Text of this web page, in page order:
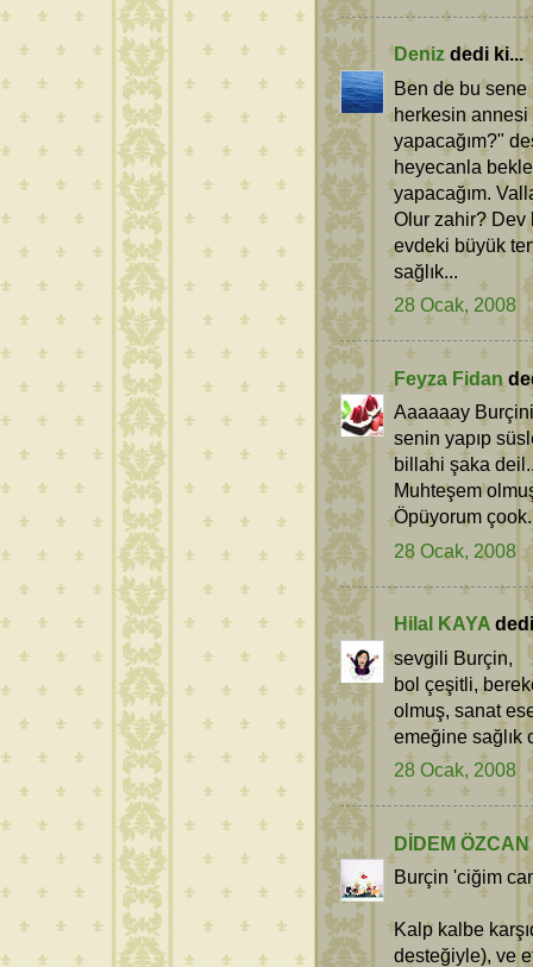
Deniz dedi ki...
Ben de bu
herkesin annesi
yapacağım?"
heyecanla
yapacağım.
Olur zahir? Dev
evdeki büyük
sağlık...
28 Ocak, 2008
Feyza Fidan
Aaaaaay
senin yapıp
billahi şaka
Muhteşem
Öpüyorum
28 Ocak, 2008
Hilal KAYA
sevgili Burçin,
bol çeşitli,
olmuş, sanat
emeğine sağlık
28 Ocak, 2008
DİDEM ÖZCAN
Burçin 'ciğim
Kalp kalbe
desteğiyle), ve